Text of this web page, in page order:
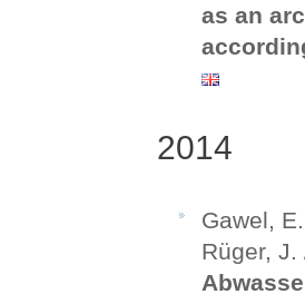
as an
2014
Gawel,
Rüger, J.